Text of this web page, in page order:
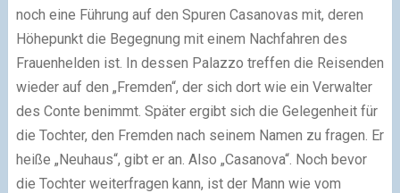
noch eine Führung auf den Spuren Casanovas mit, deren
Höhepunkt die Begegnung mit einem Nachfahren des
Frauenhelden ist. In dessen Palazzo treffen die Reisenden
wieder auf den „Fremden“, der sich dort wie ein Verwalter
des Conte benimmt. Später ergibt sich die Gelegenheit für
die Tochter, den Fremden nach seinem Namen zu fragen. Er
heiße „Neuhaus“, gibt er an. Also „Casanova“. Noch bevor
die Tochter weiterfragen kann, ist der Mann wie vom